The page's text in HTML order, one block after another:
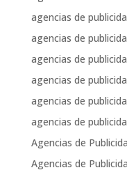
agencias de
agencias de
agencias de
agencias de
agencias de
agencias de
Agencias de
Agencias de